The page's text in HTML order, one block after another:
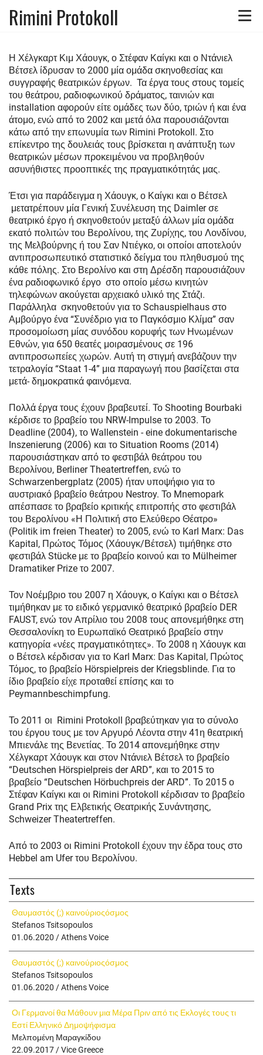
Toggle
Rimini Protokoll
Η Χέλγκαρτ Κιμ Χάουγκ, ο Στέφαν Καίγκι και ο Ντάνιελ
Βέτσελ ίδρυσαν το 2000 μία ομάδα σκηνοθεσίας και
συγγραφής θεατρικών έργων. Τα έργα τους στους τομείς
του θεάτρου, ραδιοφωνικού δράματος, ταινιών και
installation αφορούν είτε ομάδες των δύο, τριών ή και ένα
άτομο, ενώ από το 2002 και μετά όλα παρουσιάζονται
κάτω από την επωνυμία των Rimini Protokoll. Στο
επίκεντρο της δουλειάς τους βρίσκεται η ανάπτυξη των
θεατρικών μέσων προκειμένου να προβληθούν
ασυνήθιστες προοπτικές της πραγματικότητάς μας.
Έτσι για παράδειγμα η Χάουγκ, ο Καίγκι και ο Βέτσελ
μετατρέπουν μία Γενική Συνέλευση της Daimler σε
θεατρικό έργο ή σκηνοθετούν μεταξύ άλλων μία ομάδα
εκατό πολιτών του Βερολίνου, της Ζυρίχης, του Λονδίνου,
της Μελβούρνης ή του Σαν Ντιέγκο, οι οποίοι αποτελούν
αντιπροσωπευτικό στατιστικό δείγμα του πληθυσμού της
κάθε πόλης. Στο Βερολίνο και στη Δρέσδη παρουσιάζουν
ένα ραδιοφωνικό έργο στο οποίο μέσω κινητών
τηλεφώνων ακούγεται αρχειακό υλικό της Στάζι.
Παράλληλα σκηνοθετούν για το Schauspielhaus στο
Αμβούργο ένα “Συνέδριο για το Παγκόσμιο Κλίμα” σαν
προσομοίωση μίας συνόδου κορυφής των Ηνωμένων
Εθνών, για 650 θεατές μοιρασμένους σε 196
αντιπροσωπείες χωρών. Αυτή τη στιγμή ανεβάζουν την
τετραλογία “Staat 1-4” μια παραγωγή που βασίζεται στα
μετά- δημοκρατικά φαινόμενα.
Πολλά έργα τους έχουν βραβευτεί. Το Shooting Bourbaki
κέρδισε το βραβείο του NRW-Impulse το 2003. Το
Deadline (2004), το Wallenstein - eine dokumentarische
Inszenierung (2006) και το Situation Rooms (2014)
παρουσιάστηκαν από το φεστιβάλ θεάτρου του
Βερολίνου, Berliner Theatertreffen, ενώ το
Schwarzenbergplatz (2005) ήταν υποψήφιο για το
αυστριακό βραβείο θεάτρου Nestroy. Το Mnemopark
απέσπασε το βραβείο κριτικής επιτροπής στο φεστιβάλ
του Βερολίνου «Η Πολιτική στο Ελεύθερο Θέατρο»
(Politik im freien Theater) το 2005, ενώ το Karl Marx: Das
Kapital, Πρώτος Τόμος (Χάουγκ/Βέτσελ) τιμήθηκε στο
φεστιβάλ Stücke με το βραβείο κοινού και το Mülheimer
Dramatiker Prize το 2007.
Τον Νοέμβριο του 2007 η Χάουγκ, ο Καίγκι και ο Βέτσελ
τιμήθηκαν με το ειδικό γερμανικό θεατρικό βραβείο DER
FAUST, ενώ τον Απρίλιο του 2008 τους απονεμήθηκε στη
Θεσσαλονίκη το Ευρωπαϊκό Θεατρικό βραβείο στην
κατηγορία «νέες πραγματικότητες». Το 2008 η Χάουγκ και
ο Βέτσελ κέρδισαν για το Karl Marx: Das Kapital, Πρώτος
Τόμος, το βραβείο Hörspielpreis der Kriegsblinde. Για το
ίδιο βραβείο είχε προταθεί επίσης και το
Peymannbeschimpfung.
Το 2011 οι Rimini Protokoll βραβεύτηκαν για το σύνολο
του έργου τους με τον Αργυρό Λέοντα στην 41η θεατρική
Μπιενάλε της Βενετίας. Το 2014 απονεμήθηκε στην
Χέλγκαρτ Χάουγκ και στον Ντάνιελ Βέτσελ το βραβείο
“Deutschen Hörspielpreis der ARD”, και το 2015 το
βραβείο “Deutschen Hörbuchpreis der ARD”. Το 2015 ο
Στέφαν Καίγκι και οι Rimini Protokoll κέρδισαν το βραβείο
Grand Prix της Ελβετικής Θεατρικής Συνάντησης,
Schweizer Theatertreffen.
Από το 2003 οι Rimini Protokoll έχουν την έδρα τους στο
Hebbel am Ufer του Βερολίνου.
Texts
Θαυμαστός (;) καινούριοςόσμος
Stefanos Tsitsopoulos
01.06.2020 / Athens Voice
Θαυμαστός (;) καινούριοςόσμος
Stefanos Tsitsopoulos
01.06.2020 / Athens Voice
Οι Γερμανοί θα Μάθουν μια Μέρα Πριν από τις Εκλογές τους τι
Εστί Ελληνικό Δημοψήφισμα
Μελπομένη Μαραγκίδου
22.09.2017 / Vice Greece